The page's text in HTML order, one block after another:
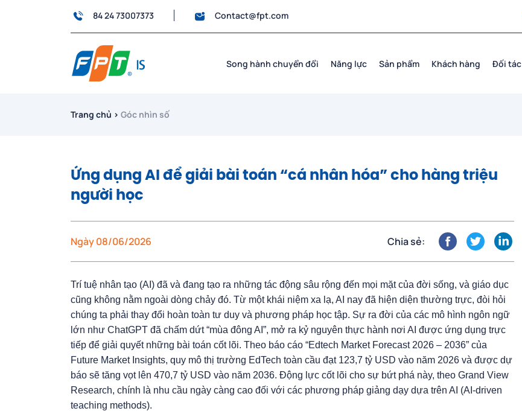
84 24 73007373 Contact@fpt.com
Song hành chuyển đổi Năng lực Sản phẩm Khách hàng Đối tác
Trang chủ › Góc nhìn số
Ứng dụng AI để giải bài toán “cá nhân hóa” cho hàng triệu
người học
Ngày 08/06/2026 Chia sẻ:
Trí tuệ nhân tạo (AI) đã và đang tạo ra những tác động sâu rộng đến mọi mặt của đời sống, và giáo dục
cũng không nằm ngoài dòng chảy đó. Từ một khái niệm xa lạ, AI nay đã hiện diện thường trực, đòi hỏi
chúng ta phải thay đổi hoàn toàn tư duy và phương pháp học tập. Sự ra đời của các mô hình ngôn ngữ
lớn như ChatGPT đã chấm dứt “mùa đông AI”, mở ra kỷ nguyên thực hành nơi AI được ứng dụng trực
tiếp để giải quyết những bài toán cốt lõi. Theo báo cáo “Edtech Market Forecast 2026 – 2036” của
Future Market Insights, quy mô thị trường EdTech toàn cầu đạt 123,7 tỷ USD vào năm 2026 và được dự
báo sẽ tăng vọt lên 470,7 tỷ USD vào năm 2036. Động lực cốt lõi cho sự bứt phá này, theo Grand View
Research, chính là nhu cầu ngày càng cao đối với các phương pháp giảng dạy dựa trên AI (AI-driven
teaching methods).